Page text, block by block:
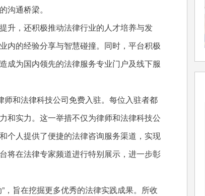
沟通桥梁。
升，还积极推动法律行业的人才培养与发
内的经验分享与智慧碰撞。同时，平台积极
成为国内领先的法律服务专业门户及线下服
师和法律科技公司免费入驻。每位入驻者都
和实力。这一举措不仅为律师和法律科技公
个人提供了便捷的法律咨询服务渠道，实现
将在法律专家频道进行特别展示，进一步彰
，旨在挖掘更多优秀的法律实践成果。所收